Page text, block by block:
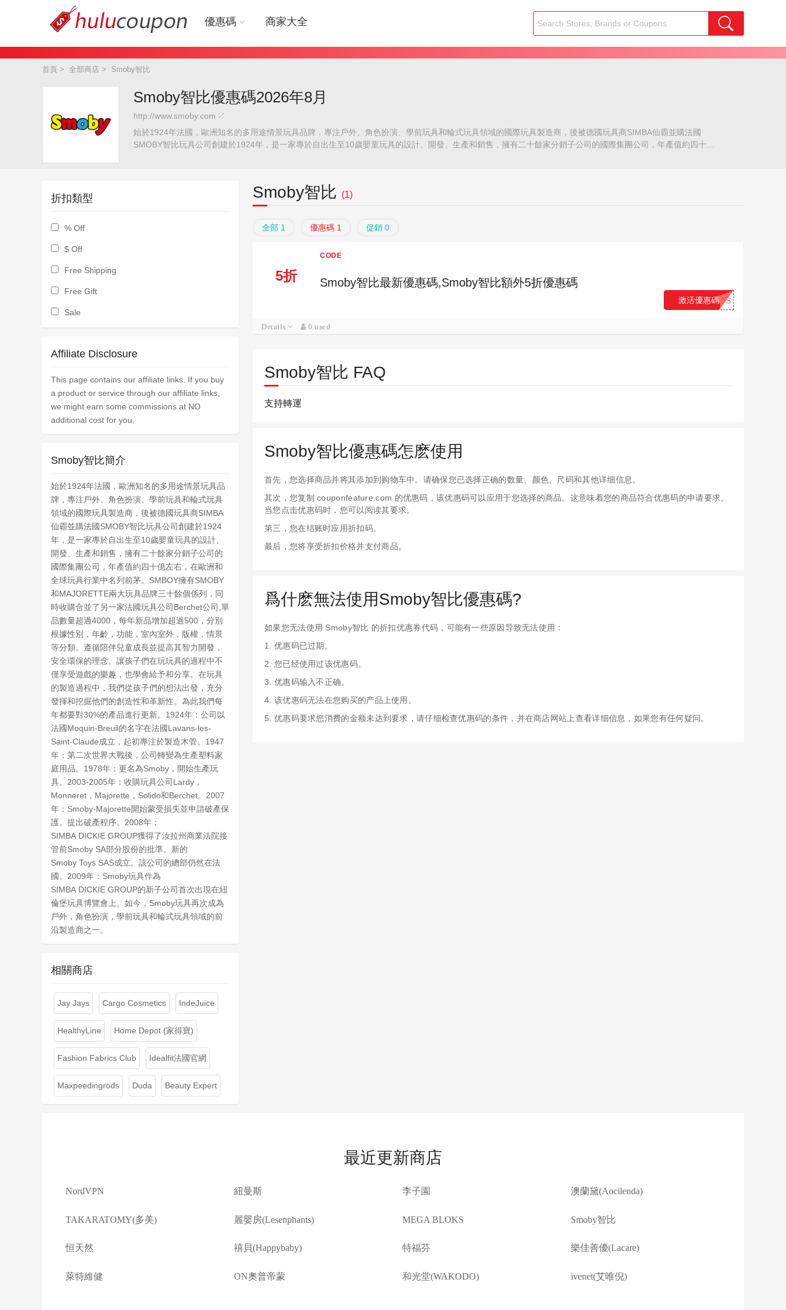
優惠碼 商家大全
首頁 > 全部商店 > Smoby智比
Smoby智比優惠碼2026年8月
http://www.smoby.com
始於1924年法國，歐洲知名的多用途情景玩具品牌，專注戶外、角色扮演、學前玩具和輪式玩具領域的國際玩具製造商，後被德國玩具商SIMBA仙霸並購法國
SMOBY智比玩具公司創建於1924年，是一家專於自出生至10歲嬰童玩具的設計、開發、生產和銷售，擁有二十餘家分銷子公司的國際集團公司，年產值約四十億
為此我們每年都要對30%的產品進行更新。1924年：公司以法國Moquin-Breuil的名字在法國Lavans-les-Saint-Claude成立，起初專注於製造木管。1947年：第二
次世界大戰後，公司轉變為生產塑料家庭用品。1978年：更名為Smoby，開始生產玩具。2003-2005年：收購玩具公司Lardy，Monneret，Majorette，Solido和
分股份的批準。新的Smoby Toys SAS成立。該公司的總部仍然在法國。2009年：Smoby玩具作為SIMBA DICKIE GROUP的新子公司首次出現在紐倫堡玩具博覽會
Smoby智比 (1)
全部 1 優惠碼 1 促銷 0
5折
CODE
Smoby智比最新優惠碼,Smoby智比額外5折優惠碼
...FS
激活優惠碼
Details 0 used
Smoby智比 FAQ
支持轉運
Smoby智比優惠碼怎麽使用
首先，您选择商品并将其添加到购物车中。请确保您已选择正确的数量、颜色、尺码和其他详细信息。
其次，您复制 couponfeature.com 的优惠码，该优惠码可以应用于您选择的商品。这意味着您的商品符合优惠码的申请要求。
当您点击优惠码时，您可以阅读其要求。
第三，您在结账时应用折扣码。
最后，您将享受折扣价格并支付商品。
爲什麽無法使用Smoby智比優惠碼?
如果您无法使用 Smoby智比 的折扣优惠券代码，可能有一些原因导致无法使用：
1. 优惠码已过期。
2. 您已经使用过该优惠码。
3. 优惠码输入不正确。
4. 该优惠码无法在您购买的产品上使用。
5. 优惠码要求您消费的金额未达到要求，请仔细检查优惠码的条件，并在商店网站上查看详细信息，如果您有任何疑问。
折扣類型
% Off
$ Off
Free Shipping
Free Gift
Sale
Affiliate Disclosure
This page contains our affiliate links. If you buy
a product or service through our affiliate links,
we might earn some commissions at NO
additional cost for you.
Smoby智比簡介
始於1924年法國，歐洲知名的多用途情景玩具品
牌，專注戶外、角色扮演、學前玩具和輪式玩具
領域的國際玩具製造商，後被德國玩具商SIMBA
仙霸並購法國SMOBY智比玩具公司創建於1924
年，是一家專於自出生至10歲嬰童玩具的設計、
開發、生產和銷售，擁有二十餘家分銷子公司的
國際集團公司，年產值約四十億左右，在歐洲和
全球玩具行業中名列前茅。SMBOY擁有SMOBY
和MAJORETTE兩大玩具品牌三十餘個係列，同
時收購合並了另一家法國玩具公司Berchet公司,單
品數量超過4000，每年新品增加超過500，分別
根據性別，年齡，功能，室內室外，版權，情景
等分類。遵循陪伴兒童成長並提高其智力開發，
安全環保的理念。讓孩子們在玩玩具的過程中不
僅享受遊戲的樂趣，也學會給予和分享。在玩具
的製造過程中，我們從孩子們的想法出發，充分
發揮和挖掘他們的創造性和革新性。為此我們每
年都要對30%的產品進行更新。1924年：公司以
法國Moquin-Breuil的名字在法國Lavans-les-
Saint-Claude成立，起初專注於製造木管。1947
年：第二次世界大戰後，公司轉變為生產塑料家
庭用品。1978年：更名為Smoby，開始生產玩
具。2003-2005年：收購玩具公司Lardy，
Monneret，Majorette，Solido和Berchet。2007
年：Smoby-Majorette開始蒙受損失並申請破產保
護。提出破產程序。2008年：
SIMBA DICKIE GROUP獲得了汝拉州商業法院接
管前Smoby SA部分股份的批準。新的
Smoby Toys SAS成立。該公司的總部仍然在法
國。2009年：Smoby玩具作為
SIMBA DICKIE GROUP的新子公司首次出現在紐
倫堡玩具博覽會上。如今，Smoby玩具再次成為
戶外，角色扮演，學前玩具和輪式玩具領域的前
沿製造商之一。
相關商店
Jay Jays Cargo Cosmetics IndeJuice
HealthyLine Home Depot (家得寶)
Fashion Fabrics Club Idealfit法國官網
Maxpeedingrods Duda Beauty Expert
最近更新商店
NordVPN 紐曼斯 李子園 澳蘭黛(Aocilenda)
TAKARATOMY(多美) 麗嬰房(Lesenphants) MEGA BLOKS Smoby智比
恒天然 禧貝(Happybaby) 特福芬 樂佳善優(Lacare)
萊特維健 ON奧普帝蒙 和光堂(WAKODO) ivenet(艾唯倪)